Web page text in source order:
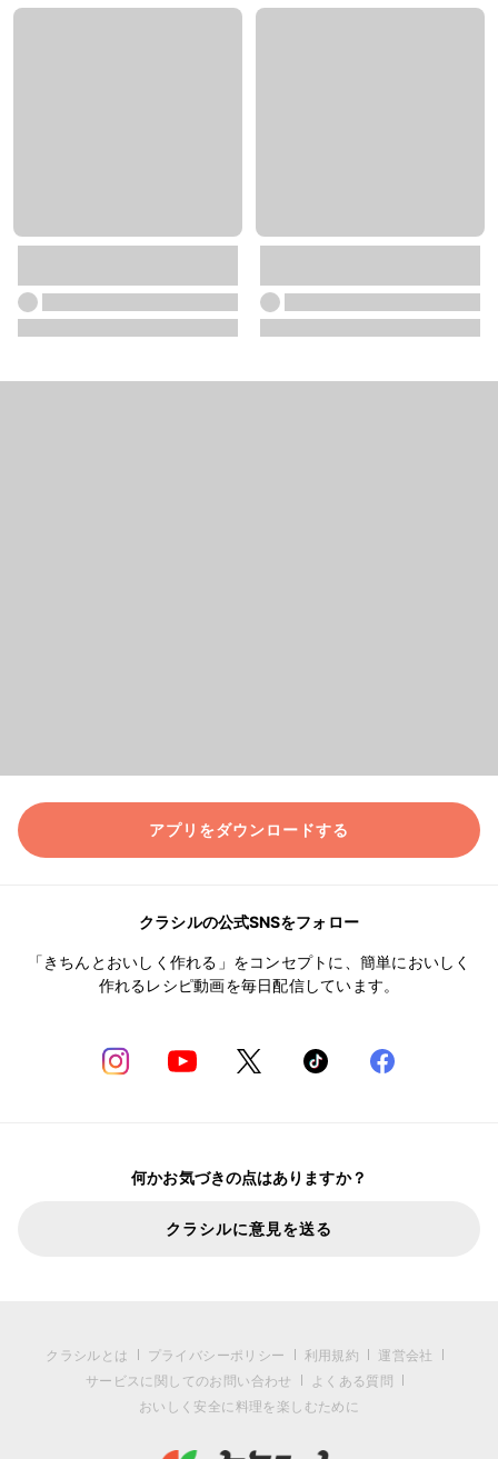
アプリをダウンロードする
クラシルの公式SNSをフォロー
「きちんとおいしく作れる」をコンセプトに、簡単においしく
作れるレシピ動画を毎日配信しています。
何かお気づきの点はありますか？
クラシルに意見を送る
クラシルとは プライバシーポリシー 利用規約
運営会社
サービスに関してのお問い合わせ
よくある質問
おいしく安全に料理を楽しむために